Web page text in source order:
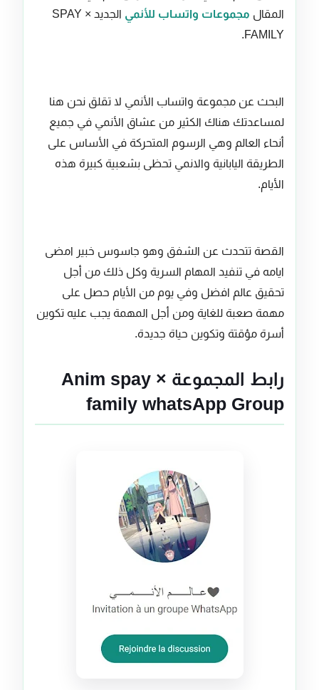
المقالمجموعات واتساب للأنمي
الجديد SPAY ×
FAMILY.
البحث عن مجموعة واتساب الأنمي لا تقلق نحن هنا
لمساعدتك هناك الكثير من عشاق الأنمي في جميع
أنحاء العالم وهي الرسوم المتحركة في الأساس على
الطريقة اليابانية والانمي تحظى بشعبية كبيرة هذه
القصة تتحدث عن الشفق وهو جاسوس خبير امضى
ايامه في تنفيد المهام السرية وكل ذلك من أجل
تحقيق عالم افضل وفي يوم من الأيام حصل على
مهمة صعبة للغاية ومن أجل المهمة يجب عليه تكوين
أسرة مؤقتة وتكوين حياة جديدة.
رابط المجموعة Anim spay ×
family whatsApp Group